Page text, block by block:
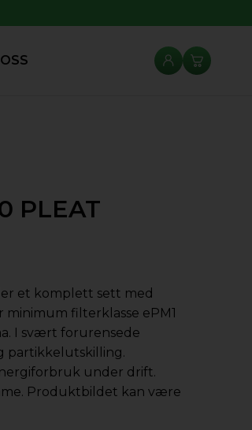
PLEAT
et komplett sett med
filterklasse ePM1
I svært forurensede
partikkelutskilling.
under drift.
Produktbildet kan være